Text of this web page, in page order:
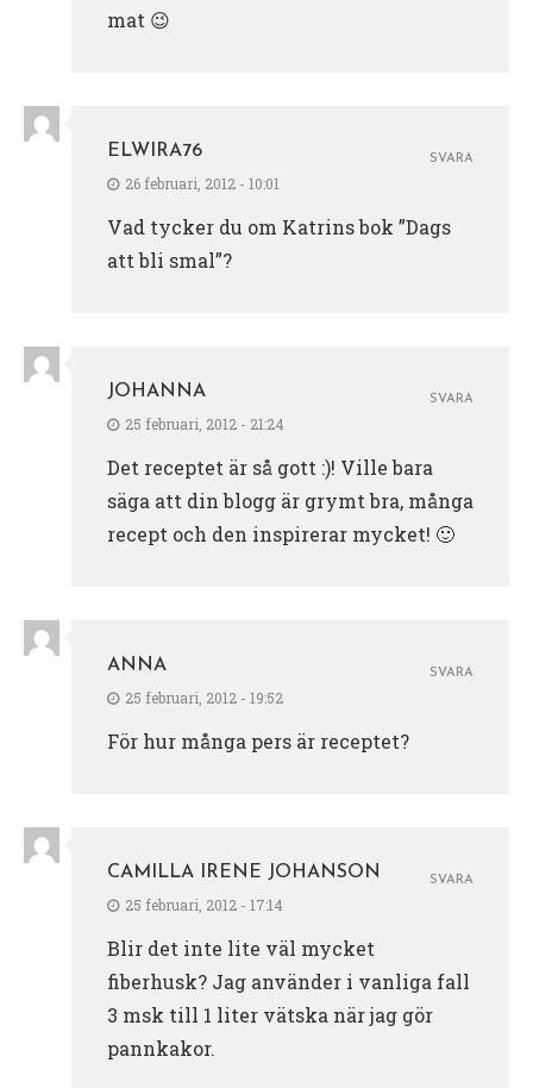
mat 😉
ELWIRA76
26 februari, 2012 - 10:01
Vad tycker du om Katrins bok ”Dags
att bli smal”?
SVARA
JOHANNA
25 februari, 2012 - 21:24
Det receptet är så gott :)! Ville bara
säga att din blogg är grymt bra, många
recept och den inspirerar mycket! 🙂
SVARA
ANNA
25 februari, 2012 - 19:52
För hur många pers är receptet?
SVARA
CAMILLA IRENE JOHANSON
25 februari, 2012 - 17:14
Blir det inte lite väl mycket
fiberhusk? Jag använder i vanliga fall
3 msk till 1 liter vätska när jag gör
pannkakor.
SVARA